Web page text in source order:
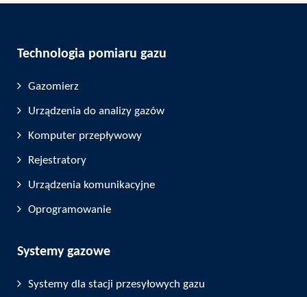
Technologia pomiaru gazu
Gazomierz
Urządzenia do analizy gazów
Komputer przepływowy
Rejestratory
Urządzenia komunikacyjne
Oprogramowanie
Systemy gazowe
Systemy dla stacji przesyłowych gazu